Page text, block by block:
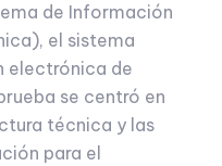
de Información
el sistema
electrónica de
se centró en
técnica y las
para el